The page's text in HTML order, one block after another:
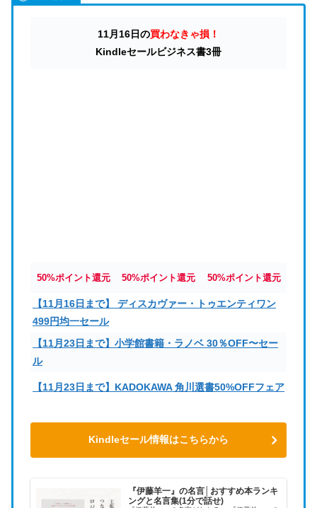
11月16日の買わなきゃ損！
Kindleセールビジネス書3冊
50%ポイント還元 50%ポイント還元 50%ポイント還元
【11月16日まで】 ディスカヴァー・トゥエンティワン
499円均一セール
【11月23日まで】小学館書籍・ラノベ 30％OFF〜セー
ル
【11月23日まで】KADOKAWA 角川選書50%OFFフェア
Kindleセール情報はこちらから
『伊藤羊一』の名言│おすすめ本ランキ
ングと名言集(1分で話せ)